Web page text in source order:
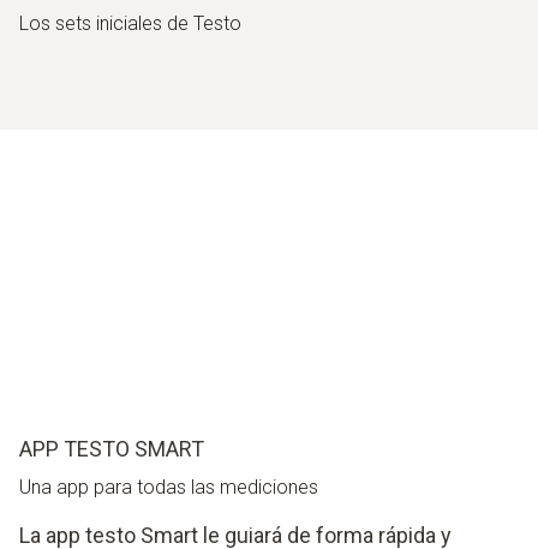
Los sets iniciales de Testo
APP TESTO SMART
Una app para todas las mediciones
La app testo Smart le guiará de forma rápida y